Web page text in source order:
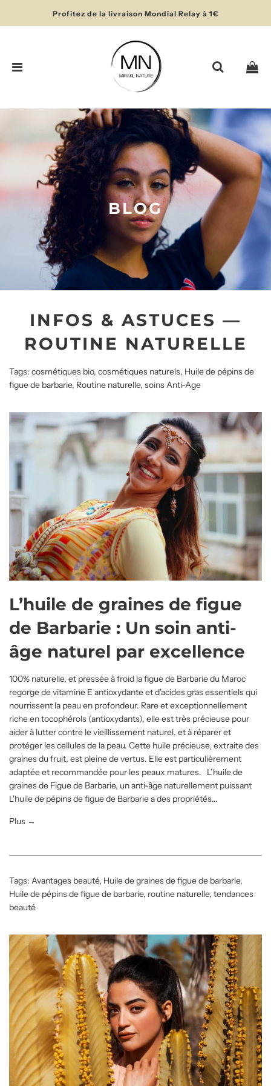
Profitez de la livraison Mondial Relay à 1€
BLOG
INFOS & ASTUCES —
ROUTINE NATURELLE
Tags: cosmétiques bio, cosmétiques naturels, Huile de pépins de
figue de barbarie, Routine naturelle, soins Anti-Age
L’huile de graines de figue
de Barbarie : Un soin anti-
âge naturel par excellence
100% naturelle, et pressée à froid la figue de Barbarie du Maroc
regorge de vitamine E antioxydante et d'acides gras essentiels qui
nourrissent la peau en profondeur. Rare et exceptionnellement
riche en tocophérols (antioxydants), elle est très précieuse pour
aider à lutter contre le vieillissement naturel, et à réparer et
protéger les cellules de la peau. Cette huile précieuse, extraite des
graines du fruit, est pleine de vertus. Elle est particulièrement
adaptée et recommandée pour les peaux matures. L’huile de
graines de Figue de Barbarie, un anti-âge naturellement puissant
L'huile de pépins de figue de Barbarie a des propriétés...
Plus →
Tags: Avantages beauté, Huile de graines de figue de barbarie,
Huile de pépins de figue de barbarie, routine naturelle, tendances
beauté